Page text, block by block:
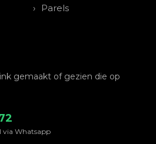
Parels
gemaakt of gezien die op
via Whatsapp